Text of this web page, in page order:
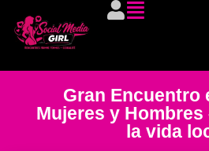
Gran Encuentro
Mujeres y
la vida